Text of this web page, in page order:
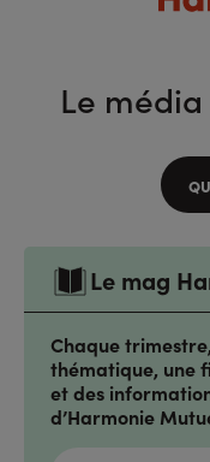
Le
Le mag
Chaque
thématique, une
et des
d’Harmonie